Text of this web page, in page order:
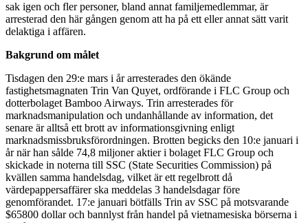
sak igen och fler personer, bland annat familjemedlemmar, är
arresterad den här gången genom att ha på ett eller annat sätt varit
delaktiga i affären.
Bakgrund om målet
Tisdagen den 29:e mars i år arresterades den ökände
fastighetsmagnaten Trin Van Quyet, ordförande i FLC Group och
dotterbolaget Bamboo Airways. Trin arresterades för
marknadsmanipulation och undanhållande av information, det
senare är alltså ett brott av informationsgivning enligt
marknadsmissbruksförordningen. Brotten begicks den 10:e januari i
år när han sålde 74,8 miljoner aktier i bolaget FLC Group och
skickade in noterna till SSC (State Securities Commission) på
kvällen samma handelsdag, vilket är ett regelbrott då
värdepappersaffärer ska meddelas 3 handelsdagar före
genomförandet. 17:e januari bötfälls Trin av SSC på motsvarande
$65800 dollar och bannlyst från handel på vietnamesiska börserna i